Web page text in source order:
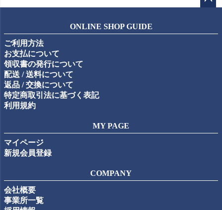
ップ
ONLINE SHOP GUIDE
ご利用方法
お支払について
領収書の発行について
配送 / 送料について
返品 / 交換について
特定商取引法に基づく表記
利用規約
MY PAGE
マイページ
新規会員登録
COMPANY
会社概要
事業所一覧